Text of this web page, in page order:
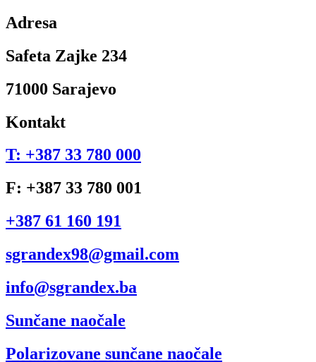
Adresa
Safeta Zajke 234
71000 Sarajevo
Kontakt
T: +387 33 780 000
F: +387 33 780 001
+387 61 160 191
sgrandex98@gmail.com
info@sgrandex.ba
Sunčane naočale
Polarizovane sunčane naočale